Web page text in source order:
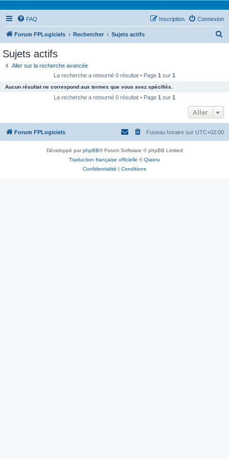
FAQ Connexion
Inscription
Forum FPLogiciels Rechercher Sujets actifs
c
e
Sujets actifs
Aller sur la recherche avancée
La recherche a retourné 0 résultat • Page 1 sur 1
Aucun résultat ne correspond aux termes que vous avez spécifiés.
La recherche a retourné 0 résultat • Page 1 sur 1
Aller
Forum FPLogiciels Fuseau horaire sur UTC+02:00
Développé parphpBB® Forum Software © phpBB Limited
Traduction française officielle ©Qiaeru
Confidentialité | Conditions